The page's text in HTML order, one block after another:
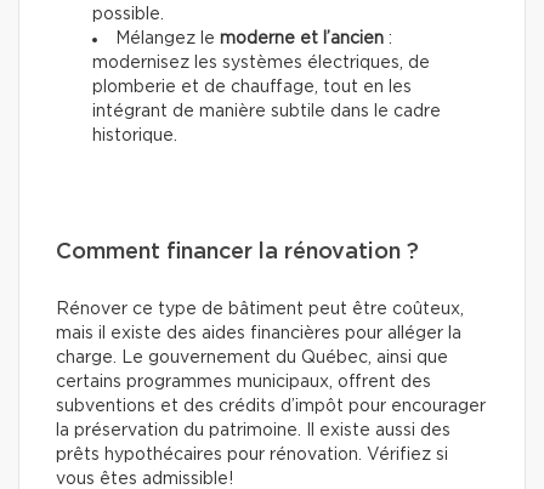
possible.
Mélangez le moderne et l’ancien :
modernisez les systèmes électriques, de
plomberie et de chauffage, tout en les
intégrant de manière subtile dans le cadre
historique.
Comment financer la rénovation ?
Rénover ce type de bâtiment peut être coûteux,
mais il existe des aides financières pour alléger la
charge. Le gouvernement du Québec, ainsi que
certains programmes municipaux, offrent des
subventions et des crédits d’impôt pour encourager
la préservation du patrimoine. Il existe aussi des
prêts hypothécaires pour rénovation. Vérifiez si
vous êtes admissible!